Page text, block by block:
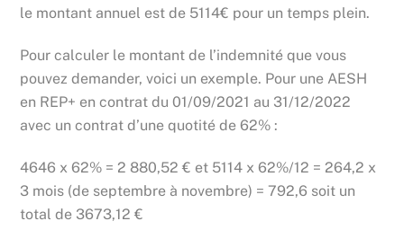
le montant annuel est de 5114€ pour un temps plein.
Pour calculer le montant de l’indemnité que vous
pouvez demander, voici un exemple. Pour une AESH
en REP+ en contrat du 01/09/2021 au 31/12/2022
avec un contrat d’une quotité de 62% :
4646 x 62% = 2 880,52 € et 5114 x 62%/12 = 264,2 x
3 mois (de septembre à novembre) = 792,6 soit un
total de 3673,12 €